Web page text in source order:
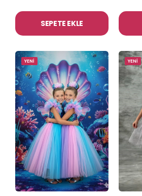
SEPETE EKLE
YENİ YENİ